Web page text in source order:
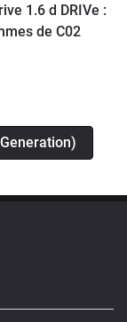
1.6 d DRIVe :
de C02